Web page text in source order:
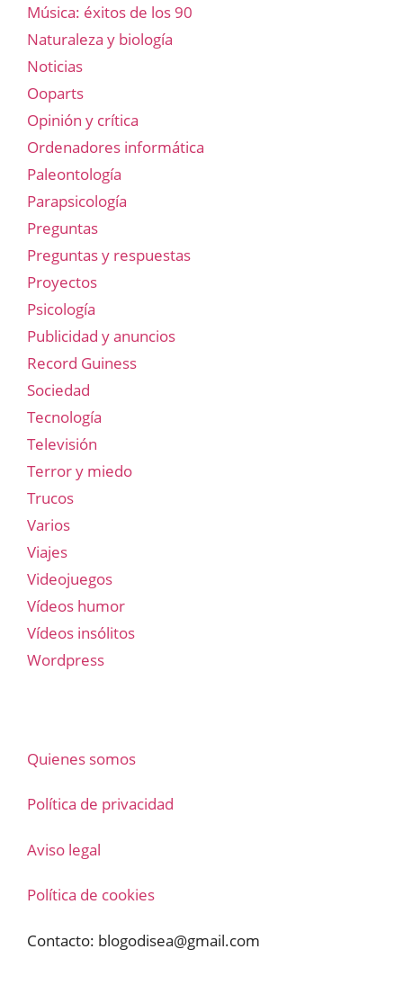
Música: éxitos de los 90
Naturaleza y biología
Noticias
Ooparts
Opinión y crítica
Ordenadores informática
Paleontología
Parapsicología
Preguntas
Preguntas y respuestas
Proyectos
Psicología
Publicidad y anuncios
Record Guiness
Sociedad
Tecnología
Televisión
Terror y miedo
Trucos
Varios
Viajes
Videojuegos
Vídeos humor
Vídeos insólitos
Wordpress
Quienes somos
Política de privacidad
Aviso legal
Política de cookies
Contacto: blogodisea@gmail.com